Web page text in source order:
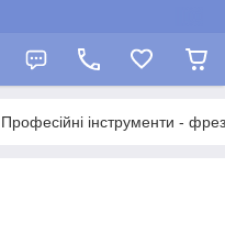
інструменти -